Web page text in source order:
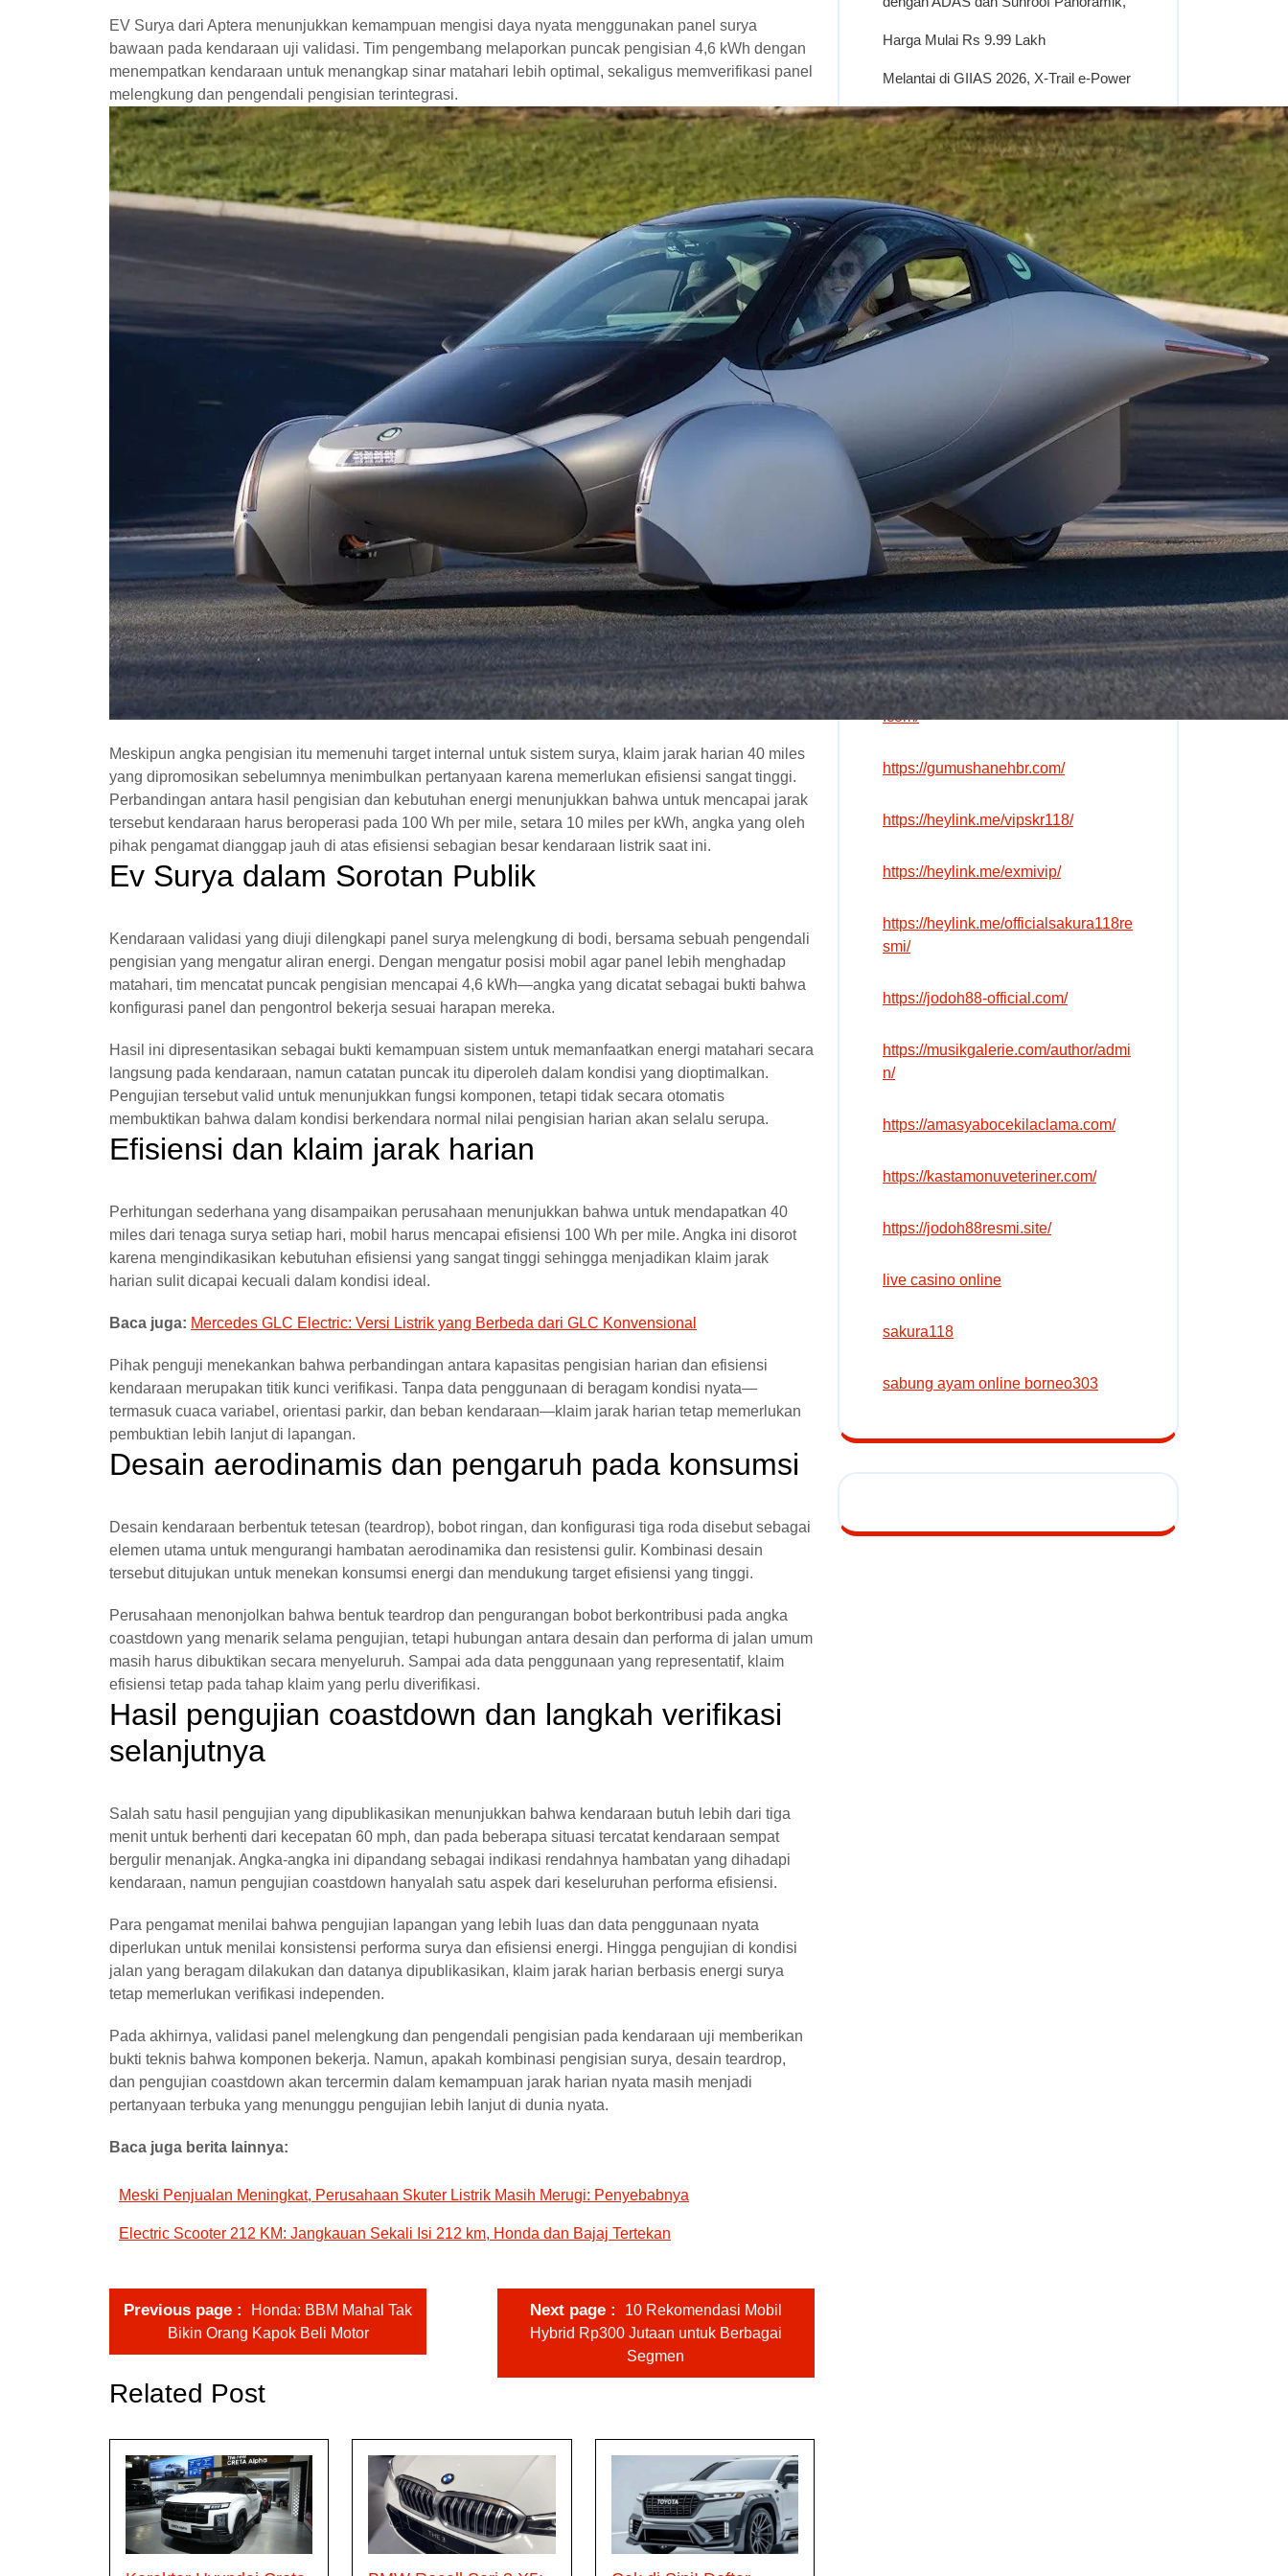
EV Surya dari Aptera menunjukkan kemampuan mengisi daya nyata menggunakan panel surya
bawaan pada kendaraan uji validasi. Tim pengembang melaporkan puncak pengisian 4,6 kWh dengan
menempatkan kendaraan untuk menangkap sinar matahari lebih optimal, sekaligus memverifikasi panel
melengkung dan pengendali pengisian terintegrasi.
Meskipun angka pengisian itu memenuhi target internal untuk sistem surya, klaim jarak harian 40 miles
yang dipromosikan sebelumnya menimbulkan pertanyaan karena memerlukan efisiensi sangat tinggi.
Perbandingan antara hasil pengisian dan kebutuhan energi menunjukkan bahwa untuk mencapai jarak
tersebut kendaraan harus beroperasi pada 100 Wh per mile, setara 10 miles per kWh, angka yang oleh
pihak pengamat dianggap jauh di atas efisiensi sebagian besar kendaraan listrik saat ini.
Ev Surya dalam Sorotan Publik
Kendaraan validasi yang diuji dilengkapi panel surya melengkung di bodi, bersama sebuah pengendali
pengisian yang mengatur aliran energi. Dengan mengatur posisi mobil agar panel lebih menghadap
matahari, tim mencatat puncak pengisian mencapai 4,6 kWh—angka yang dicatat sebagai bukti bahwa
konfigurasi panel dan pengontrol bekerja sesuai harapan mereka.
Hasil ini dipresentasikan sebagai bukti kemampuan sistem untuk memanfaatkan energi matahari secara
langsung pada kendaraan, namun catatan puncak itu diperoleh dalam kondisi yang dioptimalkan.
Pengujian tersebut valid untuk menunjukkan fungsi komponen, tetapi tidak secara otomatis
membuktikan bahwa dalam kondisi berkendara normal nilai pengisian harian akan selalu serupa.
Efisiensi dan klaim jarak harian
Perhitungan sederhana yang disampaikan perusahaan menunjukkan bahwa untuk mendapatkan 40
miles dari tenaga surya setiap hari, mobil harus mencapai efisiensi 100 Wh per mile. Angka ini disorot
karena mengindikasikan kebutuhan efisiensi yang sangat tinggi sehingga menjadikan klaim jarak
harian sulit dicapai kecuali dalam kondisi ideal.
Baca juga: Mercedes GLC Electric: Versi Listrik yang Berbeda dari GLC Konvensional
Pihak penguji menekankan bahwa perbandingan antara kapasitas pengisian harian dan efisiensi
kendaraan merupakan titik kunci verifikasi. Tanpa data penggunaan di beragam kondisi nyata—
termasuk cuaca variabel, orientasi parkir, dan beban kendaraan—klaim jarak harian tetap memerlukan
pembuktian lebih lanjut di lapangan.
Desain aerodinamis dan pengaruh pada konsumsi
Desain kendaraan berbentuk tetesan (teardrop), bobot ringan, dan konfigurasi tiga roda disebut sebagai
elemen utama untuk mengurangi hambatan aerodinamika dan resistensi gulir. Kombinasi desain
tersebut ditujukan untuk menekan konsumsi energi dan mendukung target efisiensi yang tinggi.
Perusahaan menonjolkan bahwa bentuk teardrop dan pengurangan bobot berkontribusi pada angka
coastdown yang menarik selama pengujian, tetapi hubungan antara desain dan performa di jalan umum
masih harus dibuktikan secara menyeluruh. Sampai ada data penggunaan yang representatif, klaim
efisiensi tetap pada tahap klaim yang perlu diverifikasi.
Hasil pengujian coastdown dan langkah verifikasi
selanjutnya
Salah satu hasil pengujian yang dipublikasikan menunjukkan bahwa kendaraan butuh lebih dari tiga
menit untuk berhenti dari kecepatan 60 mph, dan pada beberapa situasi tercatat kendaraan sempat
bergulir menanjak. Angka-angka ini dipandang sebagai indikasi rendahnya hambatan yang dihadapi
kendaraan, namun pengujian coastdown hanyalah satu aspek dari keseluruhan performa efisiensi.
Para pengamat menilai bahwa pengujian lapangan yang lebih luas dan data penggunaan nyata
diperlukan untuk menilai konsistensi performa surya dan efisiensi energi. Hingga pengujian di kondisi
jalan yang beragam dilakukan dan datanya dipublikasikan, klaim jarak harian berbasis energi surya
tetap memerlukan verifikasi independen.
Pada akhirnya, validasi panel melengkung dan pengendali pengisian pada kendaraan uji memberikan
bukti teknis bahwa komponen bekerja. Namun, apakah kombinasi pengisian surya, desain teardrop,
dan pengujian coastdown akan tercermin dalam kemampuan jarak harian nyata masih menjadi
pertanyaan terbuka yang menunggu pengujian lebih lanjut di dunia nyata.
Baca juga berita lainnya:
Meski Penjualan Meningkat, Perusahaan Skuter Listrik Masih Merugi: Penyebabnya
Electric Scooter 212 KM: Jangkauan Sekali Isi 212 km, Honda dan Bajaj Tertekan
Previous page
Honda: BBM Mahal Tak
Bikin Orang Kapok Beli Motor
Next page
10 Rekomendasi Mobil
Hybrid Rp300 Jutaan untuk Berbagai
Segmen
Related Post
Harga Mulai Rs 9.99 Lakh
Melantai di GIIAS 2026, X-Trail e-Power
with e-4ORCE Dibanderol Rp 700
Jutaan
Komentar Terbaru
partnersite
https://browserupgrade.info/
https://sports-totosite.com/
https://www.lloydssportingequipment
.com/
https://gumushanehbr.com/
https://heylink.me/vipskr118/
https://heylink.me/exmivip/
https://heylink.me/officialsakura118re
smi/
https://jodoh88-official.com/
https://musikgalerie.com/author/admi
n/
https://amasyabocekilaclama.com/
https://kastamonuveteriner.com/
https://jodoh88resmi.site/
live casino online
sakura118
sabung ayam online borneo303